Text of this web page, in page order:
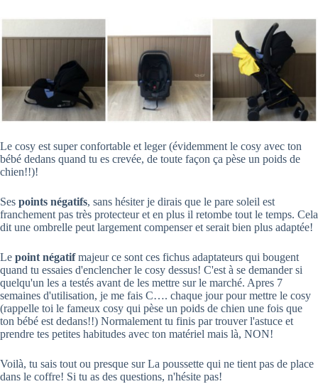
Le cosy est super confortable et leger (évidemment le cosy avec ton
bébé dedans quand tu es crevée, de toute façon ça pèse un poids de
chien!!)!
Ses points négatifs, sans hésiter je dirais que le pare soleil est
franchement pas très protecteur et en plus il retombe tout le temps. Cela
dit une ombrelle peut largement compenser et serait bien plus adaptée!
Le point négatifmajeur ce sont ces fichus adaptateurs qui bougent
quand tu essaies d'enclencher le cosy dessus! C'est à se demander si
quelqu'un les a testés avant de les mettre sur le marché. Apres 7
semaines d'utilisation, je me fais C…. chaque jour pour mettre le cosy
(rappelle toi le fameux cosy qui pèse un poids de chien une fois que
ton bébé est dedans!!) Normalement tu finis par trouver l'astuce et
prendre tes petites habitudes avec ton matériel mais là, NON!
Voilà, tu sais tout ou presque sur La poussette qui ne tient pas de place
dans le coffre! Si tu as des questions, n'hésite pas!